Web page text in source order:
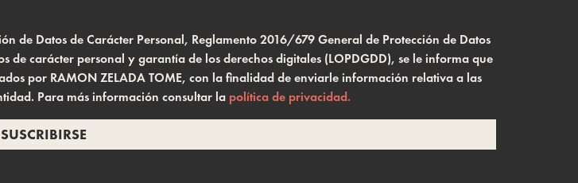
de Datos de Carácter Personal, Reglamento 2016/679 General de Protección de Datos
carácter personal y garantía de los derechos digitales (LOPDGDD), se le informa que
por RAMON ZELADA TOME, con la finalidad de enviarle información relativa a las
Para más información consultar la política de privacidad.
SUSCRIBIRSE